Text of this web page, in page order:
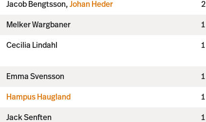
Jacob Bengtsson, Johan Heder 2
Melker Wargbaner 1
Cecilia Lindahl 1
Emma Svensson 1
Hampus Haugland 1
Jack Senften 1